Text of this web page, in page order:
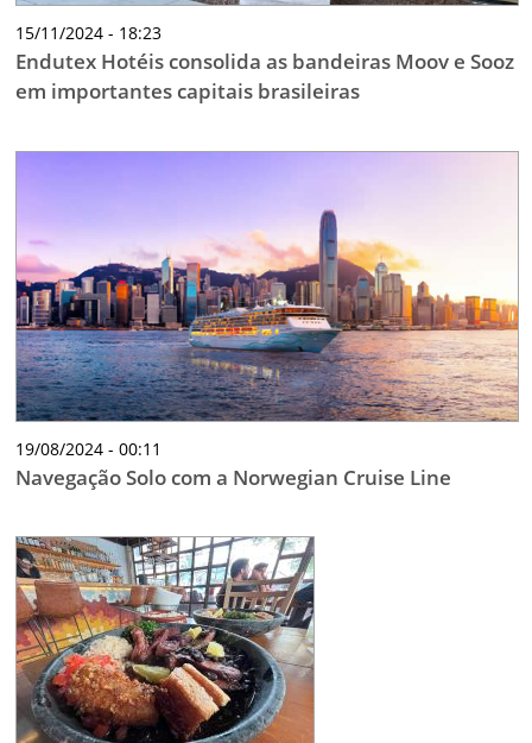
15/11/2024 - 18:23
Endutex Hotéis consolida as bandeiras Moov e Sooz
em importantes capitais brasileiras
19/08/2024 - 00:11
Navegação Solo com a Norwegian Cruise Line